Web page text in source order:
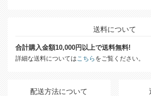
送料について
合計購入金額10,000円以上で送料無料!
詳細な送料については こちら をご覧ください。
配送方法について